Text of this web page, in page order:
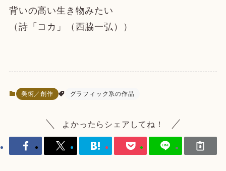
背いの高い生き物みたい
（詩「コカ」（西脇一弘））
美術／創作 グラフィック系の作品
よかったらシェアしてね！